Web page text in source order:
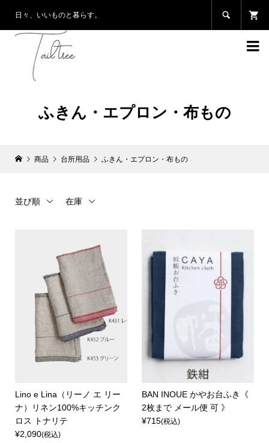
日々、いいものと暮らす。 

ふきん・エプロン・布もの
商品 台所用品 ふきん・エプロン・布もの
並び順 在庫
Lino e Lina（リーノ エ リー
ナ）リネン100%キッチンク
ロス トナリテ
¥2,090(税込)
BAN INOUE かやお台ふき《
2枚まで メール便 可 》
¥715(税込)